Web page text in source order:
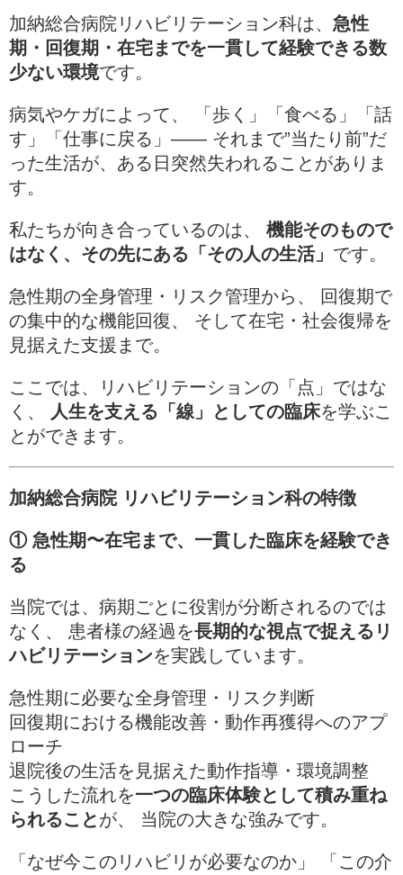
加納総合病院リハビリテーション科は、 急性
期・回復期・在宅までを一貫して経験できる数
少ない環境です。
病気やケガによって、 「歩く」「食べる」「話
す」「仕事に戻る」—— それまで”当たり前”だ
った生活が、ある日突然失われることがありま
す。
私たちが向き合っているのは、 機能そのもので
はなく、その先にある「その人の生活」 です。
急性期の全身管理・リスク管理から、 回復期で
の集中的な機能回復、 そして在宅・社会復帰を
見据えた支援まで。
ここでは、リハビリテーションの「点」ではな
く、
人生を支える「線」としての臨床を学ぶこ
とができます。
加納総合病院 リハビリテーション科の特徴
① 急性期〜在宅まで、一貫した臨床を経験でき
る
当院では、病期ごとに役割が分断されるのでは
なく、 患者様の経過を長期的な視点で捉えるリ
ハビリテーションを実践しています。
急性期に必要な全身管理・リスク判断
回復期における機能改善・動作再獲得へのアプ
ローチ
退院後の生活を見据えた動作指導・環境調整
こうした流れを一つの臨床体験として積み重ね
られることが、 当院の大きな強みです。
「なぜ今このリハビリが必要なのか」 「この介